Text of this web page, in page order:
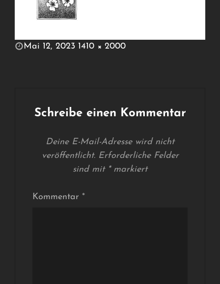
POSTED
Mai 12, 2023 1410 × 2000
Schreibe einen Kommentar
Deine E-Mail-Adresse wird nicht
veröffentlicht. Erforderliche Felder
sind mit *markiert
Kommentar *